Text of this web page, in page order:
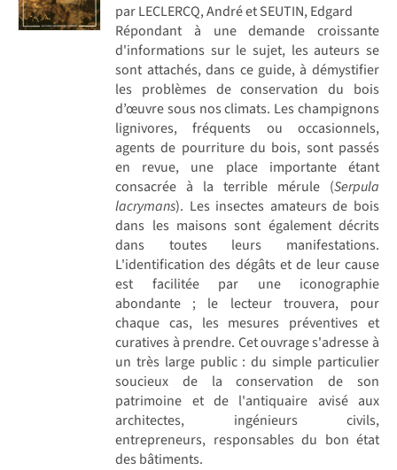
par LECLERCQ, André et SEUTIN, Edgard
Répondant à une demande croissante
d'informations sur le sujet, les auteurs se
sont attachés, dans ce guide, à démystifier
les problèmes de conservation du bois
d’œuvre sous nos climats. Les champignons
lignivores, fréquents ou occasionnels,
agents de pourriture du bois, sont passés
en revue, une place importante étant
consacrée à la terrible mérule (Serpula
lacrymans). Les insectes amateurs de bois
dans les maisons sont également décrits
dans toutes leurs manifestations.
L'identification des dégâts et de leur cause
est facilitée par une iconographie
abondante ; le lecteur trouvera, pour
chaque cas, les mesures préventives et
curatives à prendre. Cet ouvrage s'adresse à
un très large public : du simple particulier
soucieux de la conservation de son
patrimoine et de l'antiquaire avisé aux
architectes, ingénieurs civils,
entrepreneurs, responsables du bon état
des bâtiments.